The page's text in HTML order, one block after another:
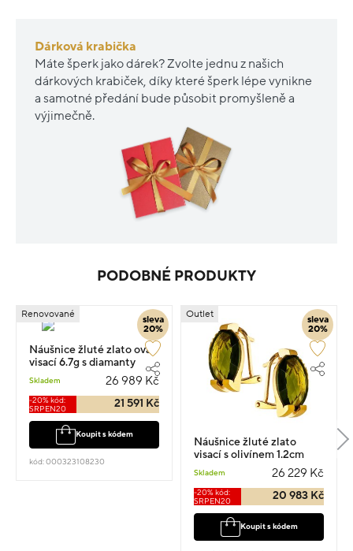
Dárková krabička
Máte šperk jako dárek? Zvolte jednu z našich
dárkových krabiček, díky které šperk lépe vynikne
a samotné předání bude působit promyšleně a
výjimečně.
PODOBNÉ PRODUKTY
sleva
20%
Renovované
Náušnice žluté zlato ovál
visací 6.7g s diamanty
Skladem 26 989 Kč
-20% kód:
SRPEN20
21 591 Kč
Koupit s kódem
kód: 000323108230
sleva
20%
Outlet
Náušnice žluté zlato
visací s olivínem 1.2cm
Skladem 26 229 Kč
-20% kód:
SRPEN20
20 983 Kč
Koupit s kódem